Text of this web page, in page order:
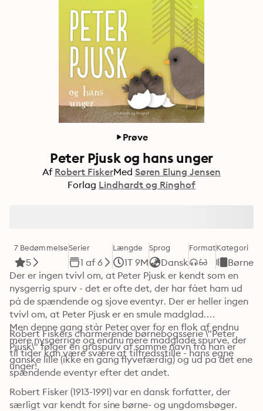
Prøve
Peter Pjusk og hans unger
Af Robert FiskerMed Søren Elung Jensen
Forlag Lindhardt og Ringhof
7 Bedømmelse
5
Serier
1 af 6
Længde
1T 9M
Sprog
Dansk
FormatKategori
Der er ingen tvivl om, at Peter Pjusk er kendt som en
nysgerrig spurv - det er ofte det, der har fået ham ud
på de spændende og sjove eventyr. Der er heller ingen
tvivl om, at Peter Pjusk er en smule madglad.
Men denne gang står Peter over for en flok af endnu
mere nysgerrige og endnu mere madglade spurve, der
til tider kan være svære at tilfredsstille - hans egne
unger!
Robert Fiskers charmerende børnebogsserie \"Peter
Pjusk\" følger en gråspurv af samme navn fra han er
ganske lille (ikke en gang flyvefærdig) og ud på det ene
spændende eventyr efter det andet.
Robert Fisker (1913-1991) var en dansk forfatter, der
særligt var kendt for sine børne- og ungdomsbøger.